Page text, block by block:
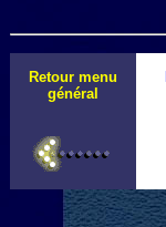
Retour menu
général